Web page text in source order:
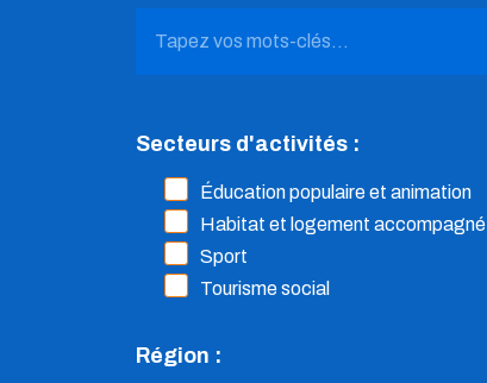
Secteurs d'activités :
Éducation populaire et animation
Habitat et logement accompagné
Sport
Tourisme social
Région :